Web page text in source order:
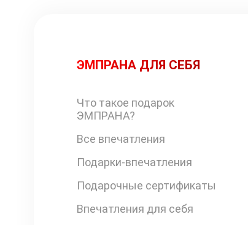
ЭМПРАНА ДЛЯ СЕБЯ
Что такое подарок
ЭМПРАНА?
Все впечатления
Подарки-впечатления
Подарочные сертификаты
Впечатления для себя